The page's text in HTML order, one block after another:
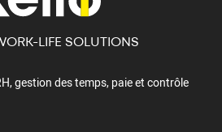
LIFE SOLUTIONS
gestion des temps, paie et contrôle